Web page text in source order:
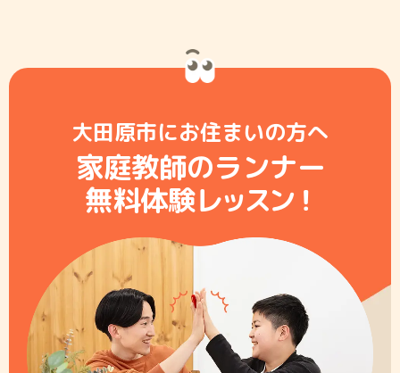
大田原市にお住まいの方へ
家庭教師のランナー
無料体験レッスン！